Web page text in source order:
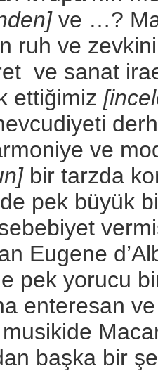
ve …?
ruh ve
ve sanat
ettiğimiz
ve
bir tarzda
pek büyük
Eugene
pek yorucu
enteresan
başka bir